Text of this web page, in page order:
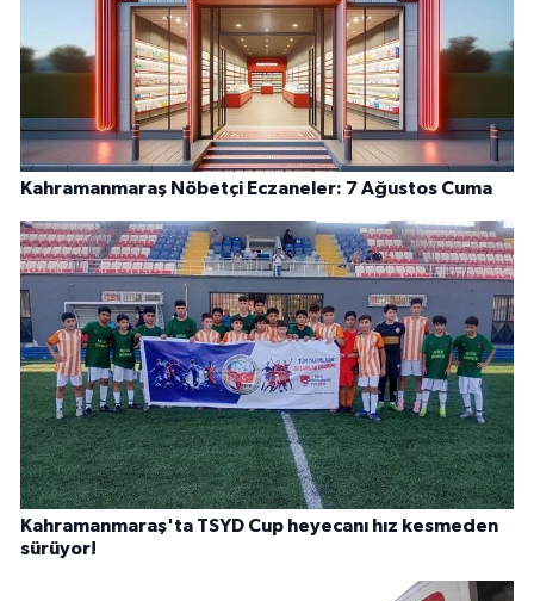
Kahramanmaraş Nöbetçi Eczaneler: 7 Ağustos Cuma
Kahramanmaraş'ta TSYD Cup heyecanı hız kesmeden
sürüyor!